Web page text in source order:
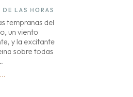
LAS HORAS
tempranas del
un viento
y la excitante
sobre todas